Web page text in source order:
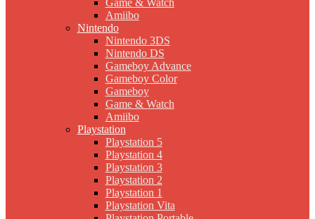
Game & Watch
Amiibo
Nintendo
Nintendo 3DS
Nintendo DS
Gameboy Advance
Gameboy Color
Gameboy
Game & Watch
Amiibo
Playstation
Playstation 5
Playstation 4
Playstation 3
Playstation 2
Playstation 1
Playstation Vita